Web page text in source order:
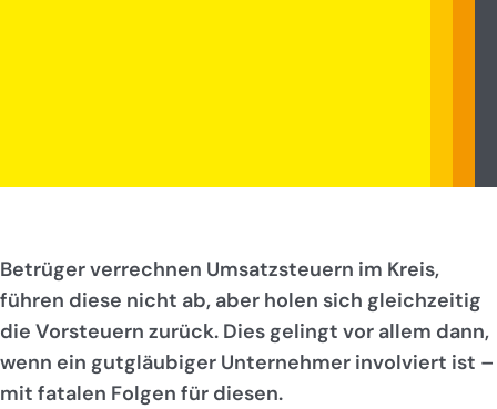
Betrüger verrechnen Umsatzsteuern im Kreis,
führen diese nicht ab, aber holen sich gleichzeitig
die Vorsteuern zurück. Dies gelingt vor allem dann,
wenn ein gutgläubiger Unternehmer involviert ist –
mit fatalen Folgen für diesen.